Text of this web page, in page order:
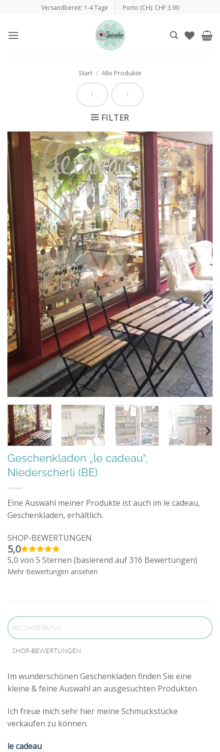
springen
Versandbereit: 1-4 Tage Porto (CH): CHF 3.90
Start / Alle Produkte
FILTER
Auf die
Wunschliste
Geschenkladen „le cadeau“,
Niederscherli (BE)
Eine Auswahl meiner Produkte ist auch im le cadeau,
Geschenkladen, erhältlich.
SHOP-BEWERTUNGEN
5,0
5,0 von 5 Sternen (basierend auf 316 Bewertungen)
Mehr Bewertungen ansehen
BESCHREIBUNG
SHOP-BEWERTUNGEN
Im wunderschönen Geschenkladen finden Sie eine
kleine & feine Auswahl an ausgesuchten Produkten.
Ich freue mich sehr hier meine Schmuckstücke
verkaufen zu können.
le cadeau